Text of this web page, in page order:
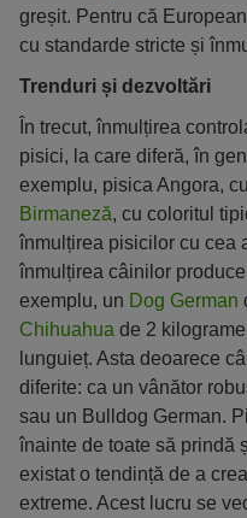
greșit. Pentru că
cu standarde stricte și
Trenduri și dezvoltări
În trecut, înmulțirea
pisici, la care diferă, în
exemplu, pisica Angora,
Birmaneză, cu coloritul
înmulțirea pisicilor cu cea
înmulțirea câinilor
exemplu, un Dog German
Chihuahua de 2
lunguieț. Asta deoarece
diferite: ca un vânător
sau un Bulldog German.
înainte de toate să prindă
existat o tendință de a
extreme. Acest lucru se